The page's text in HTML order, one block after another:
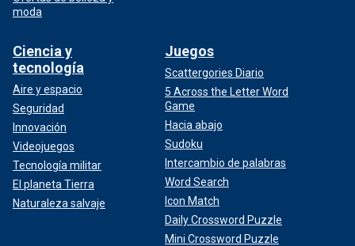
moda
Ciencia y
tecnología
Aire y espacio
Seguridad
Innovación
Videojuegos
Tecnología militar
El planeta Tierra
Naturaleza salvaje
Juegos
Scattergories Diario
5 Across the Letter Word
Game
Hacia abajo
Sudoku
Intercambio de palabras
Word Search
Icon Match
Daily Crossword Puzzle
Mini Crossword Puzzle